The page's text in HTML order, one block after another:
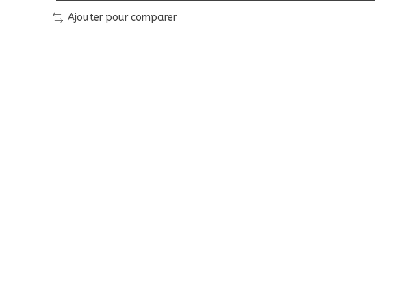
Ajouter pour comparer